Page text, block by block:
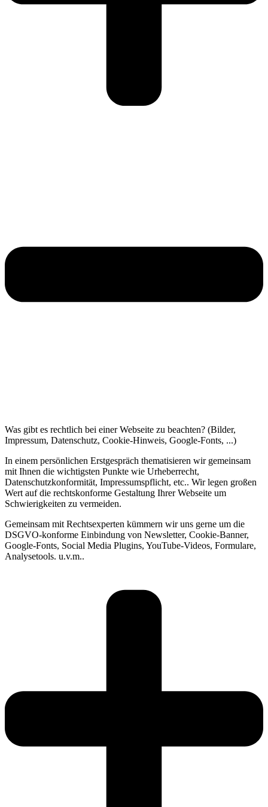
Was gibt es rechtlich bei einer Webseite zu beachten? (Bilder,
Impressum, Datenschutz, Cookie-Hinweis, Google-Fonts, ...)
In einem persönlichen Erstgespräch thematisieren wir gemeinsam
mit Ihnen die wichtigsten Punkte wie Urheberrecht,
Datenschutzkonformität, Impressumspflicht, etc.. Wir legen großen
Wert auf die rechtskonforme Gestaltung Ihrer Webseite um
Schwierigkeiten zu vermeiden.
Gemeinsam mit Rechtsexperten kümmern wir uns gerne um die
DSGVO-konforme Einbindung von Newsletter, Cookie-Banner,
Google-Fonts, Social Media Plugins, YouTube-Videos, Formulare,
Analysetools. u.v.m..